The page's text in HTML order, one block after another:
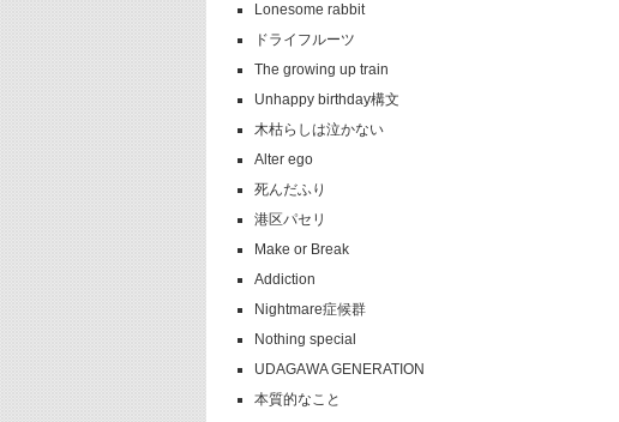
Lonesome rabbit
ドライフルーツ
The growing up train
Unhappy birthday構文
木枯らしは泣かない
Alter ego
死んだふり
港区パセリ
Make or Break
Addiction
Nightmare症候群
Nothing special
UDAGAWA GENERATION
本質的なこと